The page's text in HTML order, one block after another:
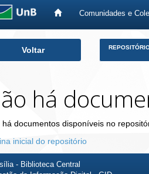
Comunidades e
Voltar
há
há documentos disponíveis no
inicial do repositório
- Biblioteca Central